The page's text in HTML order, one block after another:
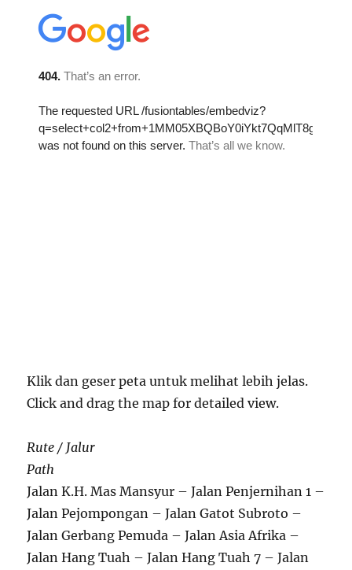
Klik dan geser peta untuk melihat lebih jelas.
Click and drag the map for detailed view.
Rute / Jalur
Path
Jalan K.H. Mas Mansyur – Jalan Penjernihan 1 –
Jalan Pejompongan – Jalan Gatot Subroto –
Jalan Gerbang Pemuda – Jalan Asia Afrika –
Jalan Hang Tuah – Jalan Hang Tuah 7 – Jalan